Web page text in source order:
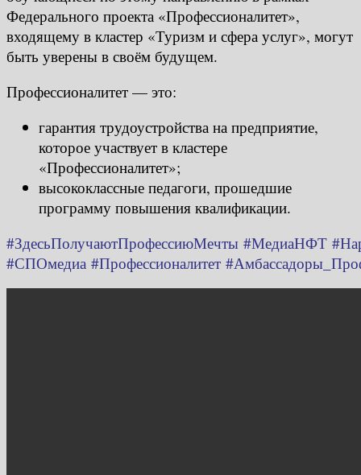
Федерального проекта «Профессионалитет»,
входящему в кластер «Туризм и сфера услуг», могут
быть уверены в своём будущем.
Профессионалитет — это:
гарантия трудоустройства на предприятие,
которое участвует в кластере
«Профессионалитет»;
высококлассные педагоги, прошедшие
программу повышения квалификации.
#ЗдесьПолучаютПрофессиюМечты #МедиаНФТ
#СПОмедиа #Профессионалитет